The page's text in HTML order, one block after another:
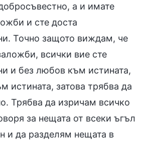
а и имате
и сте доста
Точно защото виждам, че
всички вие сте
и без любов към истината,
истината, затова трябва да
Трябва да изричам всичко
за нещата от всеки ъгъл
и да разделям нещата в